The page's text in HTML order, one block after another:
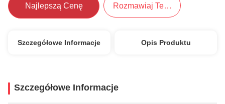
Najlepszą Cenę Rozmawiaj Teraz.
Szczegółowe Informacje Opis Produktu
Szczegółowe Informacje